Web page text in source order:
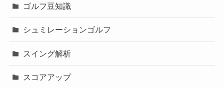
ゴルフ豆知識
シュミレーションゴルフ
スイング解析
スコアアップ